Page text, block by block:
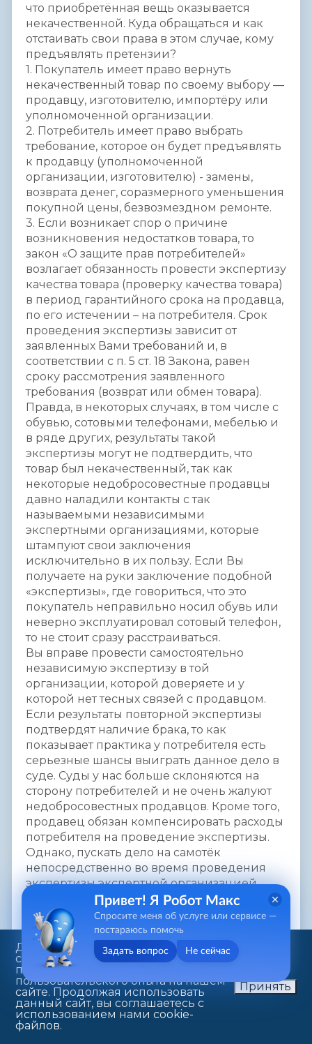
что приобретённая вещь оказывается
некачественной. Куда обращаться и как
отстаивать свои права в этом случае, кому
предъявлять претензии?
1. Покупатель имеет право вернуть
некачественный товар по своему выбору —
продавцу, изготовителю, импортёру или
уполномоченной организации.
2. Потребитель имеет право выбрать
требование, которое он будет предъявлять
к продавцу (уполномоченной
организации, изготовителю) - замены,
возврата денег, соразмерного уменьшения
покупной цены, безвозмездном ремонте.
3. Если возникает спор о причине
возникновения недостатков товара, то
закон «О защите прав потребителей»
возлагает обязанность провести экспертизу
качества товара (проверку качества товара)
в период гарантийного срока на продавца,
по его истечении – на потребителя. Срок
проведения экспертизы зависит от
заявленных Вами требований и, в
соответствии с п. 5 ст. 18 Закона, равен
сроку рассмотрения заявленного
требования (возврат или обмен товара).
Правда, в некоторых случаях, в том числе с
обувью, сотовыми телефонами, мебелью и
в ряде других, результаты такой
экспертизы могут не подтвердить, что
товар был некачественный, так как
некоторые недобросовестные продавцы
давно наладили контакты с так
называемыми независимыми
экспертными организациями, которые
штампуют свои заключения
исключительно в их пользу. Если Вы
получаете на руки заключение подобной
«экспертизы», где говориться, что это
покупатель неправильно носил обувь или
неверно эксплуатировал сотовый телефон,
то не стоит сразу расстраиваться.
Вы вправе провести самостоятельно
независимую экспертизу в той
организации, которой доверяете и у
которой нет тесных связей с продавцом.
Если результаты повторной экспертизы
подтвердят наличие брака, то как
показывает практика у потребителя есть
серьезные шансы выиграть данное дело в
суде. Суды у нас больше склоняются на
сторону потребителей и не очень жалуют
недобросовестных продавцов. Кроме того,
продавец обязан компенсировать расходы
потребителя на проведение экспертизы.
Однако, пускать дело на самотёк
непосредственно во время проведения
экспертизы экспертной организацией
сотрудничающей с продавцом не стоит.
Закон предоставляет потребителю право
присутствовать при её проведении (п. 5 ст.
18 Закона). Воспользуйтесь этой
возможностью, указав об этом в претензии.
Тогда вряд ли прочитаете в заключении,
что в Вашем мобильнике жили насекомые
или что таковой уже вскрывался
посторонними предметами. Более того,
Данный веб-сайт использует
cookie-файлы в целях
предоставления вам лучшего
пользовательского опыта на нашем
сайте. Продолжая использовать
данный сайт, вы соглашаетесь с
использованием нами cookie-
файлов.
Принять
Привет! Я Робот Макс
Спросите меня об услуге или сервисе —
постараюсь помочь
Задать вопрос Не сейчас